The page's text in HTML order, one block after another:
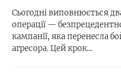
Сьогодні виповнюється
операції —
кампанії, яка перенесла
агресора. Цей крок…